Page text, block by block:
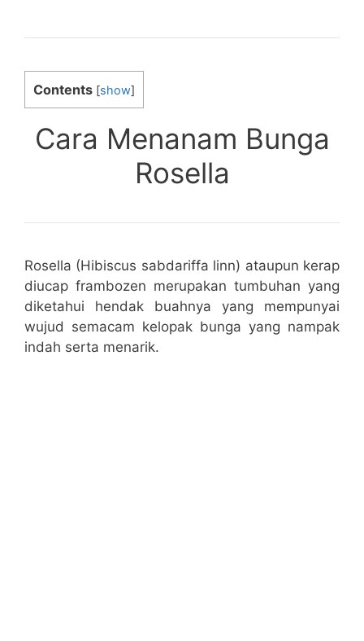
Contents [show]
Cara Menanam Bunga
Rosella
Rosella (Hibiscus sabdariffa linn) ataupun kerap
diucap frambozen merupakan tumbuhan yang
diketahui hendak buahnya yang mempunyai
wujud semacam kelopak bunga yang nampak
indah serta menarik.